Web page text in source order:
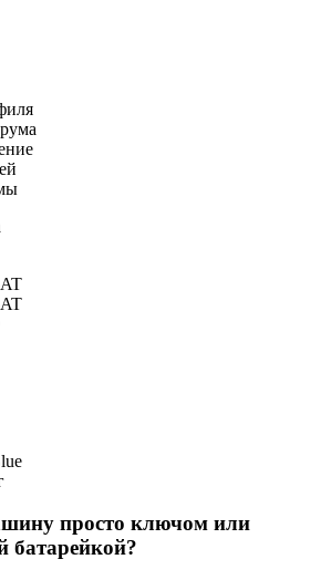
просто ключом или
батарейкой?